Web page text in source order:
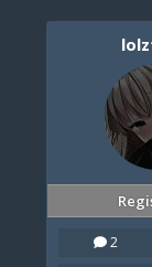
т
т
а
л
2